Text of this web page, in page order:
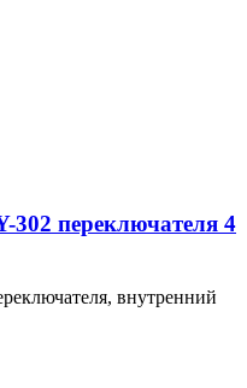
переключателя 4
внутренний